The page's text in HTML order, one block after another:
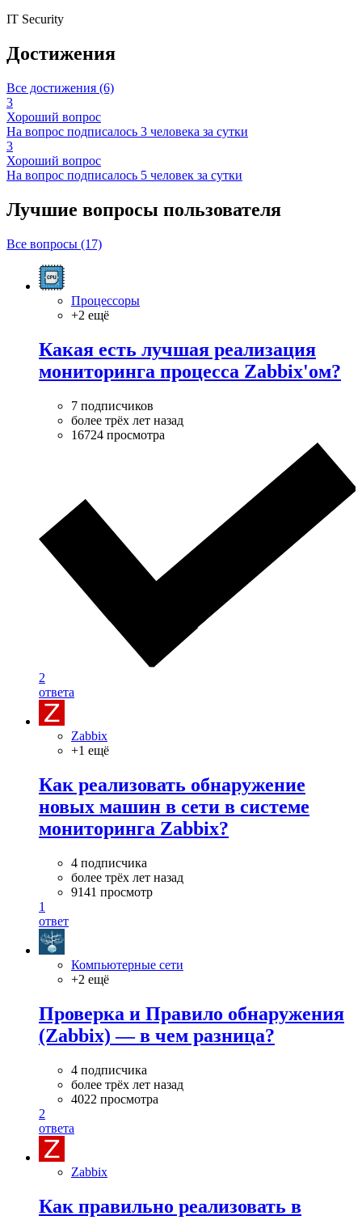
IT Security
Достижения
Все достижения (6)
3
Хороший вопрос
На вопрос подписалось 3 человека за сутки
3
Хороший вопрос
На вопрос подписалось 5 человек за сутки
Лучшие вопросы пользователя
Все вопросы (17)
Процессоры
+2 ещё
Какая есть лучшая реализация
мониторинга процесса Zabbix'ом?
7 подписчиков
более трёх лет назад
16724 просмотра
2
ответа
Zabbix
+1 ещё
Как реализовать обнаружение
новых машин в сети в системе
мониторинга Zabbix?
4 подписчика
более трёх лет назад
9141 просмотр
1
ответ
Компьютерные сети
+2 ещё
Проверка и Правило обнаружения
(Zabbix) — в чем разница?
4 подписчика
более трёх лет назад
4022 просмотра
2
ответа
Zabbix
Как правильно реализовать в